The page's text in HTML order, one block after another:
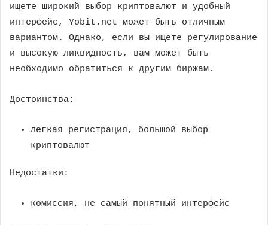
ищете широкий выбор криптовалют и удобный
интерфейс, Yobit.net может быть отличным
вариантом. Однако, если вы ищете регулирование
и высокую ликвидность, вам может быть
необходимо обратиться к другим биржам.
Достоинства:
легкая регистрация, большой выбор
криптовалют
Недостатки:
комиссия, не самый понятный интерфейс